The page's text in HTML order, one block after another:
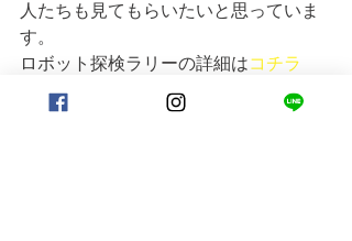
人たちも見てもらいたいと思っていま
す。
ロボット探検ラリーの詳細はコチラ
次回がプログラミングワンダーランド